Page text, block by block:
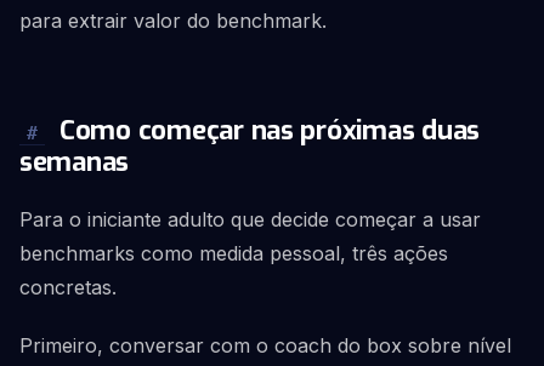
para extrair valor do benchmark.
#
Como começar nas próximas duas
semanas
Para o iniciante adulto que decide começar a usar
benchmarks como medida pessoal, três ações
concretas.
Primeiro, conversar com o coach do box sobre nível